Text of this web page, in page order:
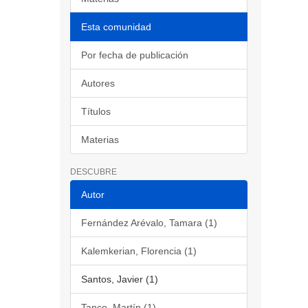
Esta comunidad
Por fecha de publicación
Autores
Títulos
Materias
DESCUBRE
Autor
Fernández Arévalo, Tamara (1)
Kalemkerian, Florencia (1)
Santos, Javier (1)